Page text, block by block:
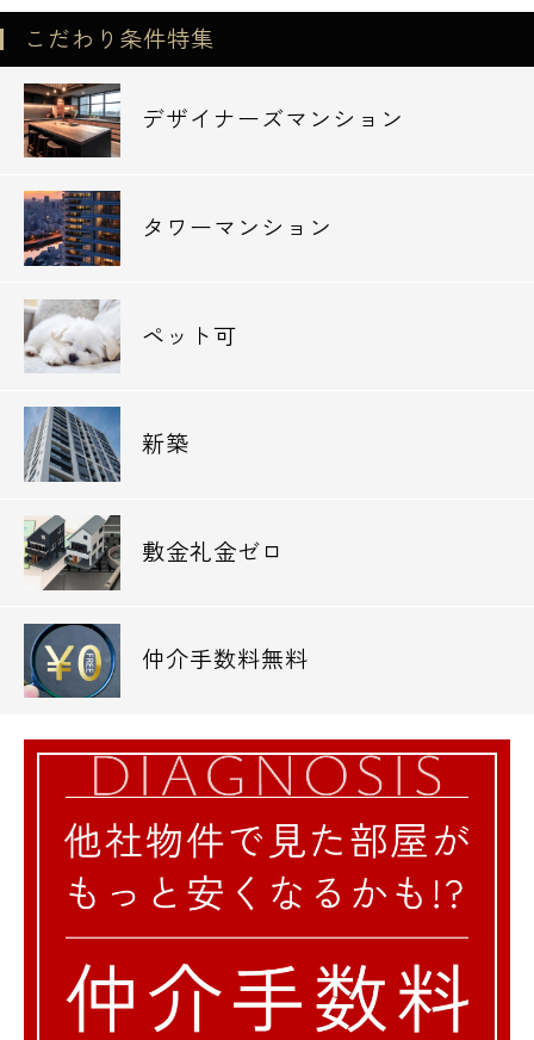
こだわり条件特集
デザイナーズマンション
タワーマンション
ペット可
新築
敷金礼金ゼロ
仲介手数料無料